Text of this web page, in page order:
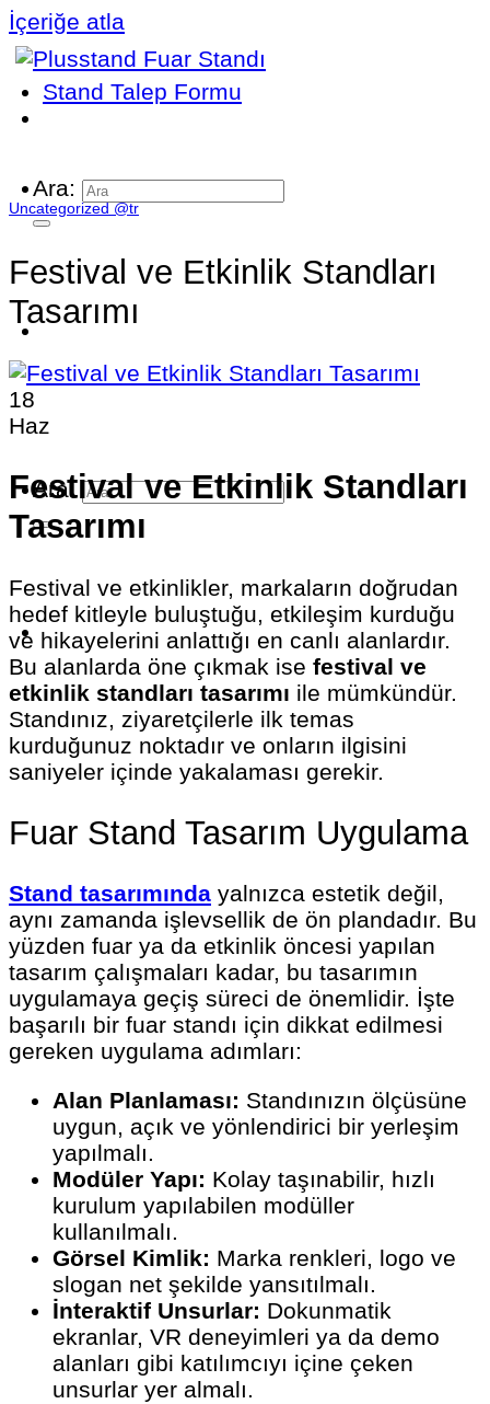
İçeriğe atla
Stand Talep Formu
Ara:
Ara:
Uncategorized @tr
Festival ve Etkinlik Standları
Tasarımı
18
Haz
Festival ve Etkinlik Standları
Tasarımı
Festival ve etkinlikler, markaların doğrudan
hedef kitleyle buluştuğu, etkileşim kurduğu
ve hikayelerini anlattığı en canlı alanlardır.
Bu alanlarda öne çıkmak ise festival ve
etkinlik standları tasarımı ile mümkündür.
Standınız, ziyaretçilerle ilk temas
kurduğunuz noktadır ve onların ilgisini
saniyeler içinde yakalaması gerekir.
Fuar Stand Tasarım Uygulama
Stand tasarımında yalnızca estetik değil,
aynı zamanda işlevsellik de ön plandadır. Bu
yüzden fuar ya da etkinlik öncesi yapılan
tasarım çalışmaları kadar, bu tasarımın
uygulamaya geçiş süreci de önemlidir. İşte
başarılı bir fuar standı için dikkat edilmesi
gereken uygulama adımları:
Alan Planlaması: Standınızın ölçüsüne
uygun, açık ve yönlendirici bir yerleşim
yapılmalı.
Modüler Yapı: Kolay taşınabilir, hızlı
kurulum yapılabilen modüller
kullanılmalı.
Görsel Kimlik: Marka renkleri, logo ve
slogan net şekilde yansıtılmalı.
İnteraktif Unsurlar: Dokunmatik
ekranlar, VR deneyimleri ya da demo
alanları gibi katılımcıyı içine çeken
unsurlar yer almalı.